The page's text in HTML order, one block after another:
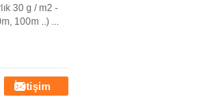
30 g / m2 -
100m ..) ...
İletişim